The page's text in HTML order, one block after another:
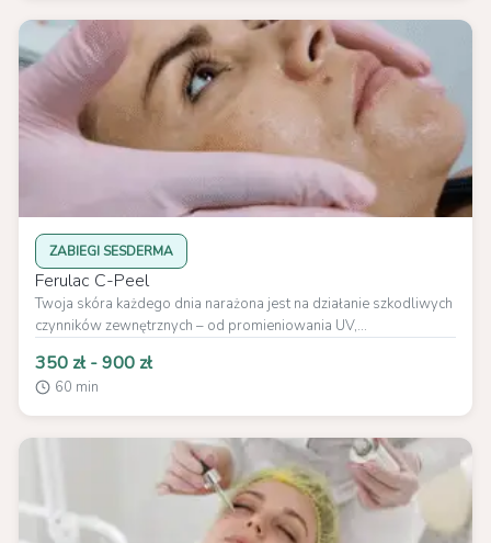
ZABIEGI SESDERMA
Ferulac C-Peel
Twoja skóra każdego dnia narażona jest na działanie szkodliwych
czynników zewnętrznych – od promieniowania UV,...
350 zł - 900 zł
60 min